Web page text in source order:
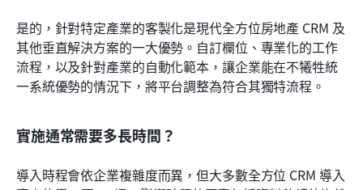
是的，針對特定產業的客製化是現代全方位房地產 CRM 及
其他垂直解決方案的一大優勢。自訂欄位、專業化的工作
流程，以及針對產業的自動化範本，讓企業能在不犧牲統
一系統優勢的情況下，將平台調整為符合其獨特流程。
實施通常需要多長時間？
導入時程會依企業複雜度而異，但大多數全方位 CRM 導入